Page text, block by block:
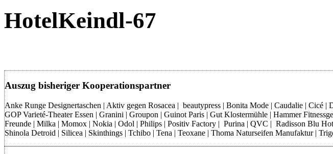
HotelKeindl-67
Auszug bisheriger Kooperationspartner
Anke Runge Designertaschen | Aktiv gegen Rosacea | beautypress | Bonita Mode | Caudalie |
GOP Varieté-Theater Essen | Granini | Groupon | Guinot Paris | Gut Klostermühle | Hammer
Freunde | Milka | Momox | Nokia | Odol | Philips | Positiv Factory | Purina | QVC | Radisson Blu
Shinola Detroid | Silicea | Skinthings | Tchibo | Tena | Teoxane | Thoma Naturseifen Manufaktur |